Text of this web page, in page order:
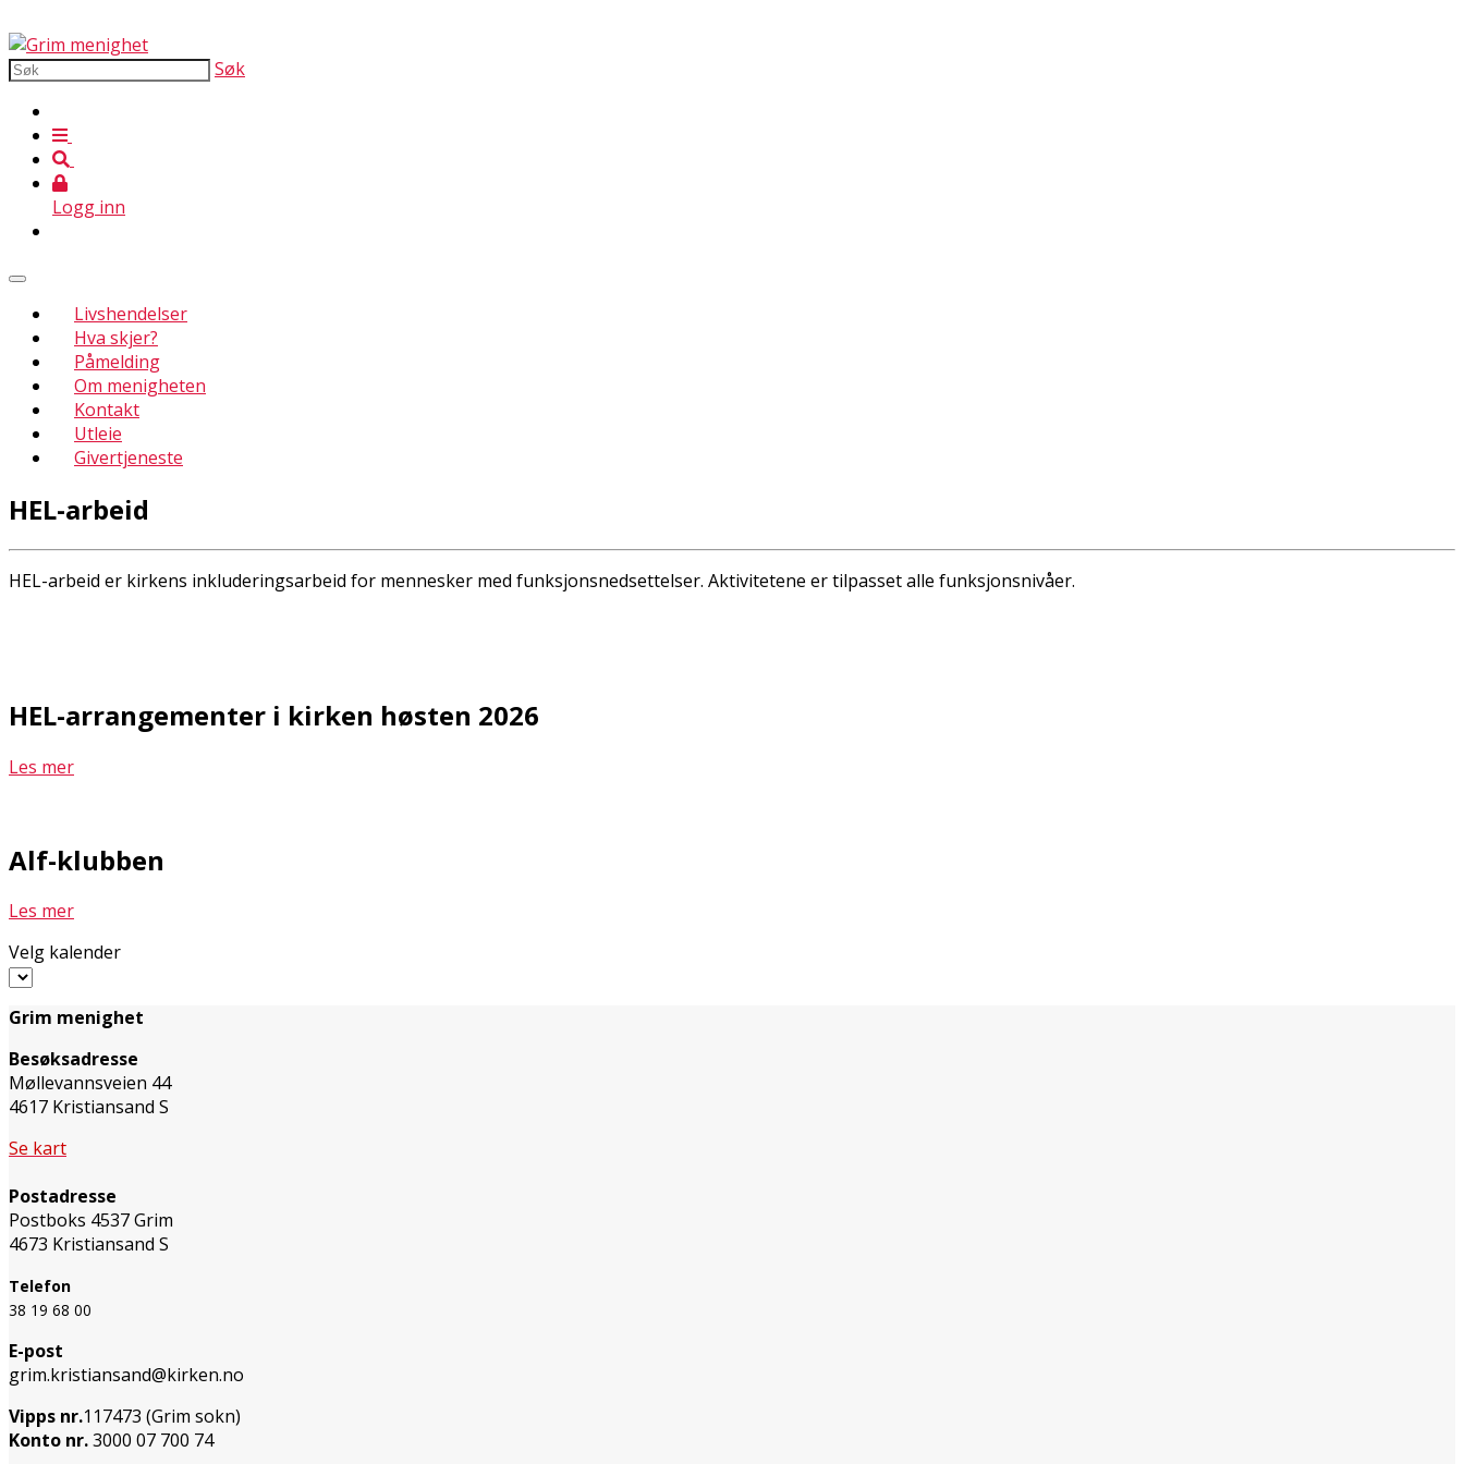
Søk
Logg inn
Livshendelser
Hva skjer?
Påmelding
Om menigheten
Kontakt
Utleie
Givertjeneste
HEL-arbeid
HEL-arbeid er kirkens inkluderingsarbeid for mennesker med funksjonsnedsettelser. Aktivitetene er tilpasset alle funksjonsnivåer.
HEL-arrangementer i kirken høsten 2026
Les mer
Alf-klubben
Les mer
Velg kalender
Grim menighet
Besøksadresse
Møllevannsveien 44
4617 Kristiansand S
Se kart
Postadresse
Postboks 4537 Grim
4673 Kristiansand S
Telefon
38 19 68 00
E-post
grim.kristiansand@kirken.no
Vipps nr.117473 (Grim sokn)
Konto nr.3000 07 700 74